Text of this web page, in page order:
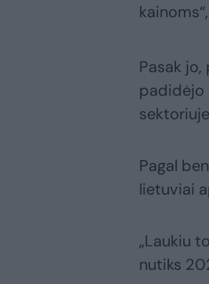
Pasak
padidėjo
Pagal
lietuviai
„Laukiu
nutiks